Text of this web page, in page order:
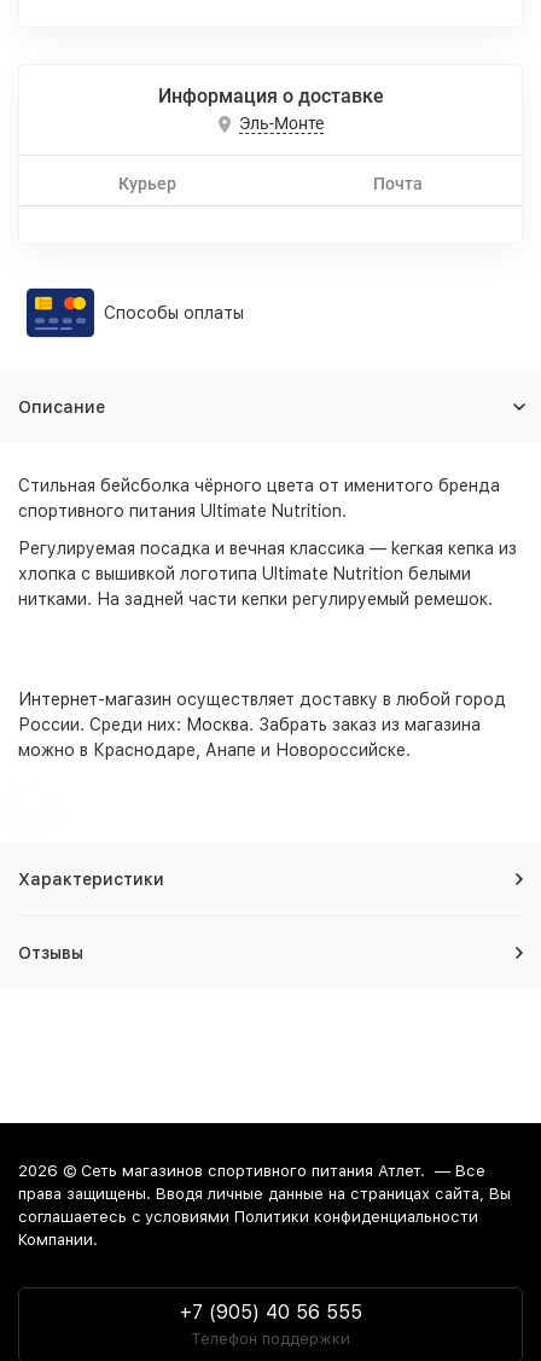
Информация о доставке
Эль-Монте
Курьер Почта
Способы оплаты
Описание
Стильная бейсболка чёрного цвета от именитого бренда
спортивного питания Ultimate Nutrition.
Регулируемая посадка и вечная классика — kегкая кепка из
хлопка с вышивкой логотипа Ultimate Nutrition белыми
нитками. На задней части кепки регулируемый ремешок.
Интернет-магазин осуществляет доставку в любой город
России. Среди них: Москва. Забрать заказ из магазина
можно в Краснодаре, Анапе и Новороссийске.
Характеристики
Отзывы
2026 © Сеть магазинов спортивного питания Атлет. — Все
права защищены. Вводя личные данные на страницах сайта, Вы
соглашаетесь c условиями Политики конфиденциальности
Компании.
+7 (905) 40 56 555
Телефон поддержки